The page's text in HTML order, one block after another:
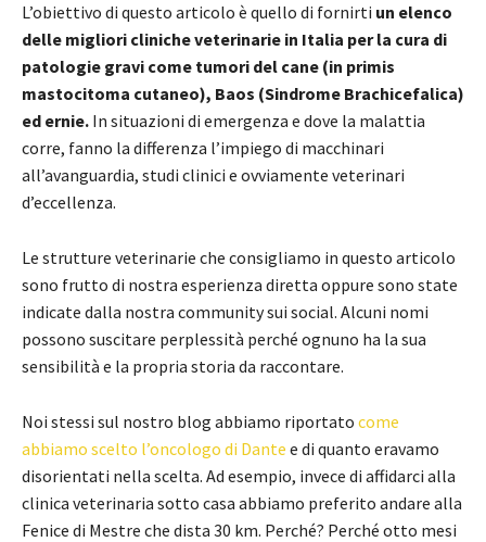
L’obiettivo di questo articolo è quello di fornirti un elenco
delle migliori cliniche veterinarie in Italia per la cura di
patologie gravi come tumori del cane (in primis
mastocitoma cutaneo), Baos (Sindrome Brachicefalica)
ed ernie. In situazioni di emergenza e dove la malattia
corre, fanno la differenza l’impiego di macchinari
all’avanguardia, studi clinici e ovviamente veterinari
d’eccellenza.
Le strutture veterinarie che consigliamo in questo articolo
sono frutto di nostra esperienza diretta oppure sono state
indicate dalla nostra community sui social. Alcuni nomi
possono suscitare perplessità perché ognuno ha la sua
sensibilità e la propria storia da raccontare.
Noi stessi sul nostro blog abbiamo riportato come
abbiamo scelto l’oncologo di Dante e di quanto eravamo
disorientati nella scelta. Ad esempio, invece di affidarci alla
clinica veterinaria sotto casa abbiamo preferito andare alla
Fenice di Mestre che dista 30 km. Perché? Perché otto mesi